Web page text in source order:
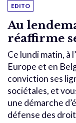
EDITO
Au
réaffirme
Ce lundi matin, à
Europe et en
conviction ses
sociétales, et
une démarche
défense des